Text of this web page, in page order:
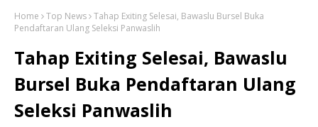
Home Top News Tahap Exiting Selesai, Bawaslu Bursel Buka
Pendaftaran Ulang Seleksi Panwaslih
Tahap Exiting Selesai, Bawaslu
Bursel Buka Pendaftaran Ulang
Seleksi Panwaslih